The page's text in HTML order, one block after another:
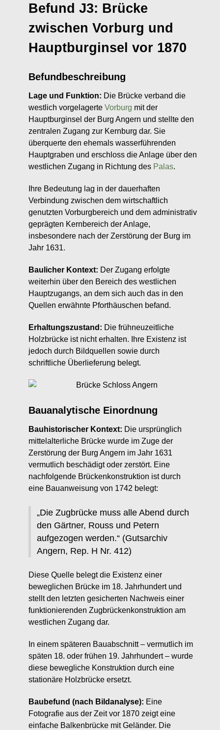
Befund J3: Brücke
zwischen Vorburg und
Hauptburginsel vor 1870
Befundbeschreibung
Lage und Funktion: Die Brücke verband die
westlich vorgelagerte Vorburg mit der
Hauptburginsel der Burg Angern und stellte den
zentralen Zugang zur Kernburg dar. Sie
überquerte den ehemals wasserführenden
Hauptgraben und erschloss die Anlage über den
westlichen Zugang in Richtung des Palas.
Ihre Bedeutung lag in der dauerhaften
Verbindung zwischen dem wirtschaftlich
genutzten Vorburgbereich und dem administrativ
geprägten Kernbereich der Anlage,
insbesondere nach der Zerstörung der Burg im
Jahr 1631.
Baulicher Kontext: Der Zugang erfolgte
weiterhin über den Bereich des westlichen
Hauptzugangs, an dem sich auch das in den
Quellen erwähnte Pforthäuschen befand.
Erhaltungszustand: Die frühneuzeitliche
Holzbrücke ist nicht erhalten. Ihre Existenz ist
jedoch durch Bildquellen sowie durch
schriftliche Überlieferung belegt.
Bauanalytische Einordnung
Bauhistorischer Kontext: Die ursprünglich
mittelalterliche Brücke wurde im Zuge der
Zerstörung der Burg Angern im Jahr 1631
vermutlich beschädigt oder zerstört. Eine
nachfolgende Brückenkonstruktion ist durch
eine Bauanweisung von 1742 belegt:
„Die Zugbrücke muss alle Abend durch
den Gärtner, Rouss und Petern
aufgezogen werden.“ (Gutsarchiv
Angern, Rep. H Nr. 412)
Diese Quelle belegt die Existenz einer
beweglichen Brücke im 18. Jahrhundert und
stellt den letzten gesicherten Nachweis einer
funktionierenden Zugbrückenkonstruktion am
westlichen Zugang dar.
In einem späteren Bauabschnitt – vermutlich im
späten 18. oder frühen 19. Jahrhundert – wurde
diese bewegliche Konstruktion durch eine
stationäre Holzbrücke ersetzt.
Baubefund (nach Bildanalyse): Eine
Fotografie aus der Zeit vor 1870 zeigt eine
einfache Balkenbrücke mit Geländer. Die